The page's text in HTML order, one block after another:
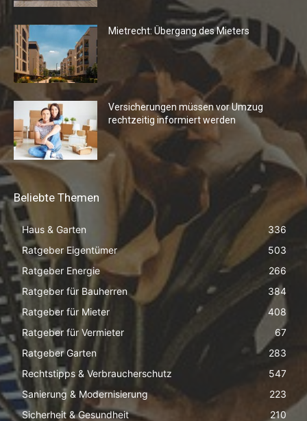
Mietrecht: Übergang des Mieters
Versicherungen müssen vor Umzug
rechtzeitig informiert werden
Beliebte Themen
Haus & Garten
336
Ratgeber Eigentümer
503
Ratgeber Energie
266
Ratgeber für Bauherren
384
Ratgeber für Mieter
408
Ratgeber für Vermieter
67
Ratgeber Garten
283
Rechtstipps & Verbraucherschutz
547
Sanierung & Modernisierung
223
Sicherheit & Gesundheit
210